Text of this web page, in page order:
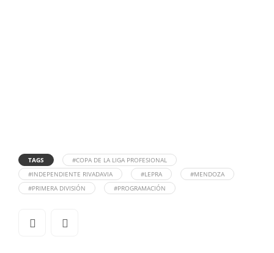
TAGS
#COPA DE LA LIGA PROFESIONAL
#INDEPENDIENTE RIVADAVIA
#LEPRA
#MENDOZA
#PRIMERA DIVISIÓN
#PROGRAMACIÓN